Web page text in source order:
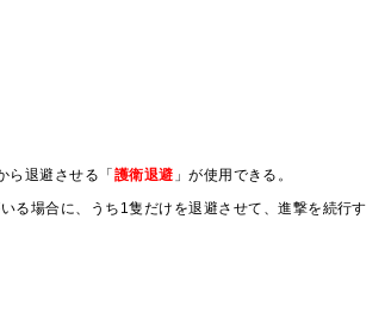
退避させる「 護衛退避 」が使用できる。
る場合に、うち1隻だけを退避させて、進撃を続行す